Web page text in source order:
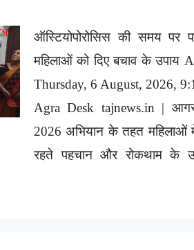
ऑस्टियोपोरोसिस की समय पर
महिलाओं को दिए बचाव के उपाय
Thursday, 6 August, 2026,
Agra Desk tajnews.in |
2026 अभियान के तहत महिलाओं
रहते पहचान और रोकथाम के